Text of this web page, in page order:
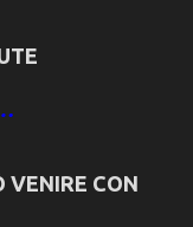
VENIRE CON